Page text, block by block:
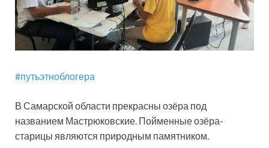
#путьэтноблогера
В Самарской области прекрасны озёра под
названием Мастрюковские. Пойменные озёра-
старицы являются природным памятником.